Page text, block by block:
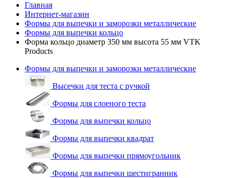
Главная
Интернет-магазин
Формы для выпечки и заморозки металлические
Формы для выпечки кольцо
Форма кольцо диаметр 350 мм высота 55 мм VTK
Products
Формы для выпечки и заморозки металлические
Высечки для теста с ручкой
Формы для слоеного теста
Формы для выпечки кольцо
Формы для выпечки квадрат
Формы для выпечки прямоугольник
Формы для выпечки шестигранник